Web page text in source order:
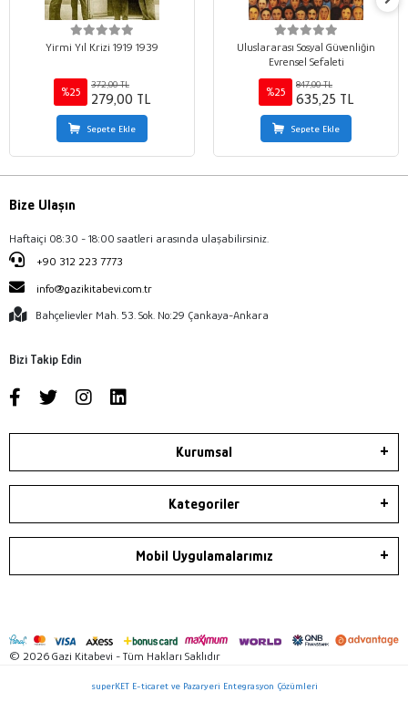
Yirmi Yıl Krizi 1919 1939
%25
372,00 TL
279,00 TL
Sepete Ekle
Uluslararası Sosyal Güvenliğin
Evrensel Sefaleti
%25
847,00 TL
635,25 TL
Sepete Ekle
Bize Ulaşın
Haftaiçi 08:30 - 18:00 saatleri arasında ulaşabilirsiniz.
+90 312 223 7773
info@gazikitabevi.com.tr
Bahçelievler Mah. 53. Sok. No:29 Çankaya-Ankara
Bizi Takip Edin
Kurumsal
Kategoriler
Mobil Uygulamalarımız
© 2026 Gazi Kitabevi - Tüm Hakları Saklıdır
superKET E-ticaret ve Pazaryeri Entegrasyon Çözümleri